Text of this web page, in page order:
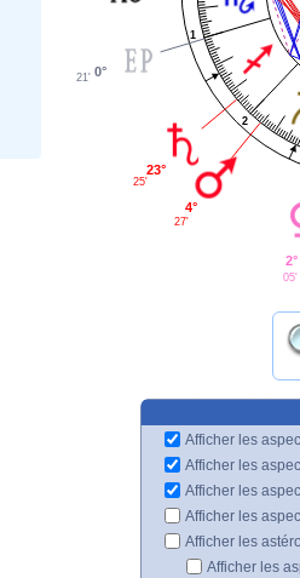
1
2
0°
21'
23°
25'
4°
27'
2°
05'
Afficher les
Afficher les
Afficher les
Afficher les
Afficher les
Afficher les